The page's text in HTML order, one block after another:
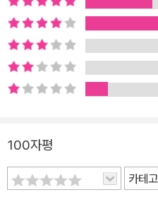
직장인들에게 변화의 시작점이
찾아온다. 내 인생을 특별하게 만든 한순간, 그 기회를 잡는 법 “숲 속
에는 두 갈래 길이 갈라져 있었다
다고. 그리고 그것이 모든 것을
스트가 시 <가지 않은 길>에서
곤 한다. 그리고 대부분 고민 끝에
보다는 익숙하게 다녀왔던 길을
인생을 사는 이들은 확인되지 않
100자평
카테